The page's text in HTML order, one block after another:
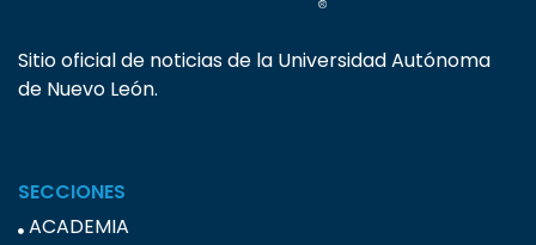
Sitio oficial de noticias de la Universidad Autónoma
de Nuevo León.
SECCIONES
ACADEMIA